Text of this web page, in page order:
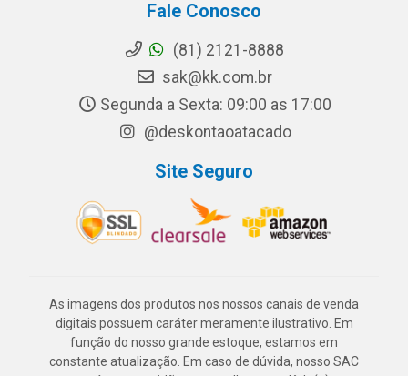
Fale Conosco
(81) 2121-8888
sak@kk.com.br
Segunda a Sexta: 09:00 as 17:00
@deskontaoatacado
Site Seguro
As imagens dos produtos nos nossos canais de venda
digitais possuem caráter meramente ilustrativo. Em
função do nosso grande estoque, estamos em
constante atualização. Em caso de dúvida, nosso SAC